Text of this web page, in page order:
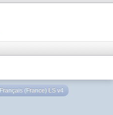
Français (France) LS v4